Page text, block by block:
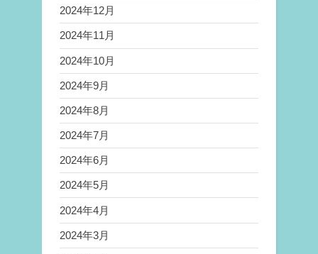
2024年12月
2024年11月
2024年10月
2024年9月
2024年8月
2024年7月
2024年6月
2024年5月
2024年4月
2024年3月